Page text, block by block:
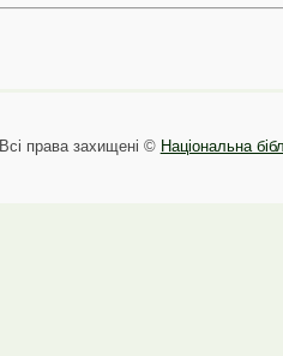
Всі права захищені © Національна